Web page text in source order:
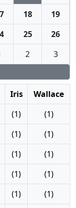
18
19
25
26
2 3
Iris
Wallace
(1)
(1)
(1)
(1)
(1)
(1)
(1)
(1)
(1)
(1)